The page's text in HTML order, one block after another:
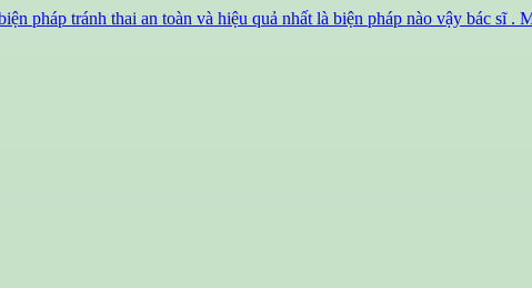
pháp tránh thai an toàn và hiệu quả nhất là biện pháp nào vậy bác sĩ .